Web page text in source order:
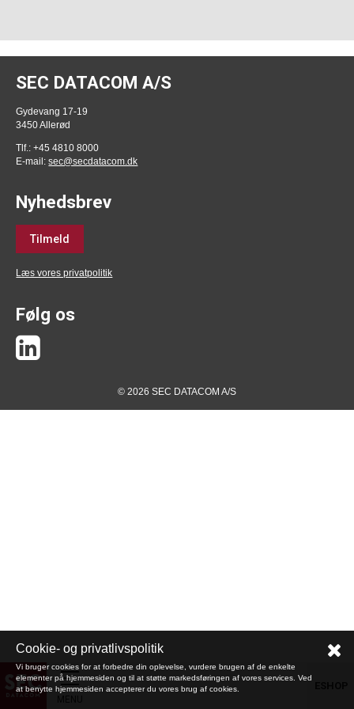
SEC DATACOM A/S
Gydevang 17-19
3450 Allerød
Tlf.: +45 4810 8000
E-mail:sec@secdatacom.dk
Nyhedsbrev
Tilmeld
Læs vores privatpolitik
Følg os
© 2026 SEC DATACOM A/S
Cookie- og privatlivspolitik
Vi bruger cookies for at forbedre din oplevelse, vurdere brugen af de enkelte
elementer på hjemmesiden og til at støtte markedsføringen af vores services. Ved
at benytte hjemmesiden accepterer du vores brug af cookies.